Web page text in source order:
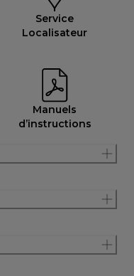
Service
Localisateur
Manuels
d’instructions